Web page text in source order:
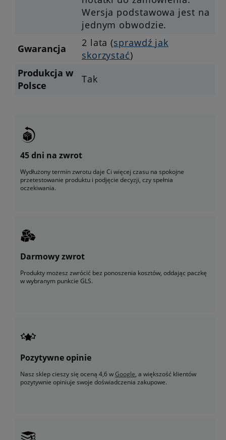
Wersja podstawowa jest na
jednym obwodzie.
Gwarancja
2 lata (sprawdź jak
skorzystać)
Produkcja w
Polsce
Tak
45 dni na zwrot
Wydłużony termin zwrotu daje Ci więcej czasu na spokojne
przetestowanie produktu i podjęcie decyzji, czy spełnia
oczekiwania.
Darmowy zwrot
Produkty możesz zwrócić bez ponoszenia kosztów, oddając paczkę
w wybranym punkcie GLS.
Pozytywne opinie
Nasz sklep cieszy się oceną 4,6 wGoogle, a większość klientów
pozytywnie opiniuje swoje doświadczenia zakupowe.